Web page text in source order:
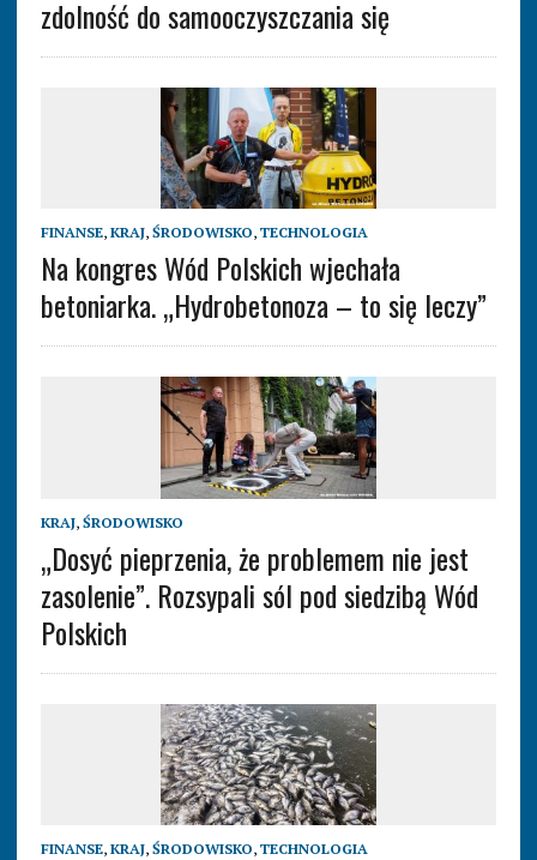
zdolność do samooczyszczania się
FINANSE, KRAJ, ŚRODOWISKO, TECHNOLOGIA
Na kongres Wód Polskich wjechała
betoniarka. „Hydrobetonoza – to się leczy”
KRAJ, ŚRODOWISKO
„Dosyć pieprzenia, że problemem nie jest
zasolenie”. Rozsypali sól pod siedzibą Wód
Polskich
FINANSE, KRAJ, ŚRODOWISKO, TECHNOLOGIA